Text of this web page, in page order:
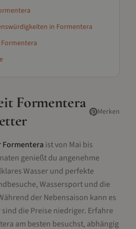
in Formentera
Formentera
Formentera
Merken
Formentera ist von Mai bis
genießt du angenehme
Wasser und perfekte
Wassersport und die
der Nebensaison kann es
die Preise niedriger. Erfahre
am besten besuchst, abhängig